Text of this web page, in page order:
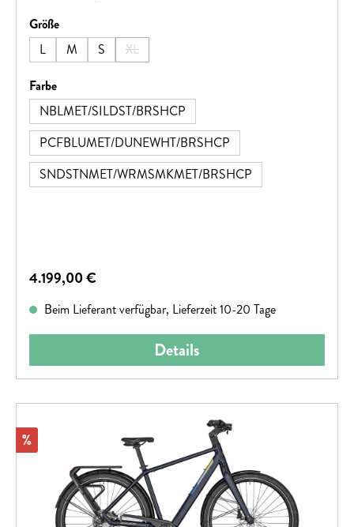
mühelos. Innovative Features wie das schlüssellose Schloss
und die integrierte „Wo ist?“-Funktion bieten maximale
Sicherheit und ein entspanntes Fahrerlebnis.
Größeauswählen
L
M S XL
(Diese Option ist zurzeit nicht verfügbar.)
Farbeauswählen
NBLMET/SILDST/BRSHCP
PCFBLUMET/DUNEWHT/BRSHCP
SNDSTNMET/WRMSMKMET/BRSHCP
Regulärer Preis:
4.199,00 €
Beim Lieferant verfügbar, Lieferzeit 10-20 Tage
Details
Rabatt
%